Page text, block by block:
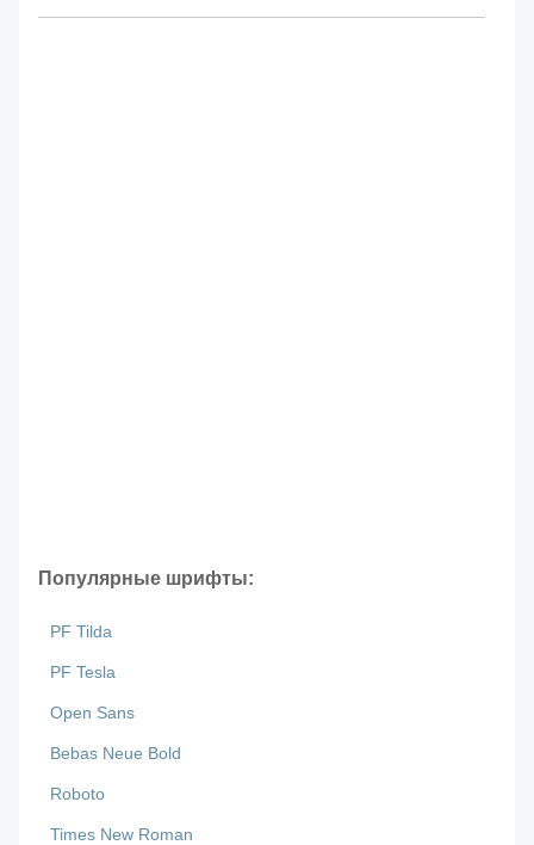
Популярные шрифты:
PF Tilda
PF Tesla
Open Sans
Bebas Neue Bold
Roboto
Times New Roman